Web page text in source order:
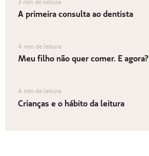
3 min de leitura
A primeira consulta ao dentista
4 min de leitura
Meu filho não quer comer. E agora?
4 min de leitura
Crianças e o hábito da leitura